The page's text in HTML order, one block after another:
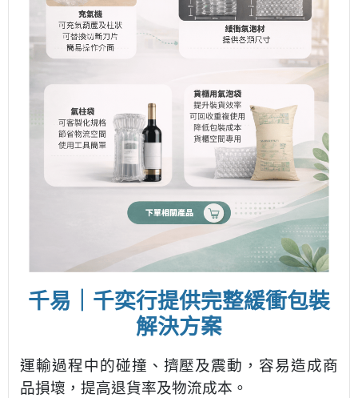
千易｜千奕行提供完整緩衝包裝
解決方案
運輸過程中的碰撞、擠壓及震動，容易造成商
品損壞，提高退貨率及物流成本。